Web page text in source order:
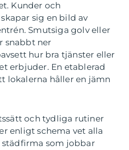
Kunder och
sig en bild av
Smutsiga golv eller
snabbt ner
hur bra tjänster eller
erbjuder. En etablerad
lokalerna håller en jämn
och tydliga rutiner
enligt schema vet alla
städfirma som jobbar